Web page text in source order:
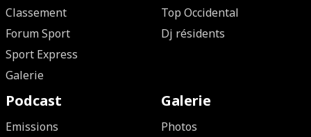
Classement
Forum Sport
Sport Express
Galerie
Top Occidental
Dj résidents
Podcast
Emissions
Galerie
Photos